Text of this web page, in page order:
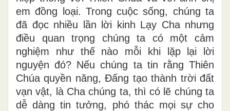
em đồng loại. Trong cuộc sống, chúng ta
đã đọc nhiều lần lời kinh Lạy Cha nhưng
điều quan trọng chúng ta có một cảm
nghiệm như thế nào mỗi khi lặp lại lời
nguyện đó? Nếu chúng ta tin rằng Thiên
Chúa quyền năng, Đấng tạo thành trời đất
vạn vật, là Cha chúng ta, thì có lẽ chúng ta
dễ dàng tin tưởng, phó thác mọi sự cho